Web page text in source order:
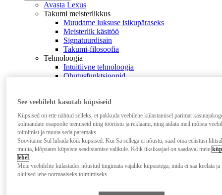
Avasta Lexus
Takumi meisterlikkus
Muudame luksuse isikupäraseks
Meisterlik käsitöö
Signatuurdisain
Takumi-filosoofia
Tehnoloogia
Intuitiivne tehnoloogia
Ohutusfunktsioonid
Kineetiline istmedisain
Nanoe™ X-iga Lexus
Experience Amazing
Lexuse elamus
Sõidukirest inspireeritud
Ideeautod
Tulevikuvisioon
Disain
Sõidukite ja rehvide taaskasutus
See veebileht kasutab küpsiseid
Küpsised on ette nähtud selleks, et pakkuda veebilehe külastamisel parimat
kolmandate osapoolte teenuseid ning tööriistu ja reklaami, ning aidata meil mõista
toimimist ja muuta seda paremaks.
Soovitame Sul lubada kõik küpsised. Kui Sa sellega ei nõustu, saad oma eelistusi
muuta, klõpsates küpsiste seadistamise valikule. Kõik üksikasjad on saadaval meie
lehel.
Meie veebilehte külastades nõustud tingimata vajalike küpsistega, mida ei saa keelata ja
olulised lehe normaalseks toimimiseks.